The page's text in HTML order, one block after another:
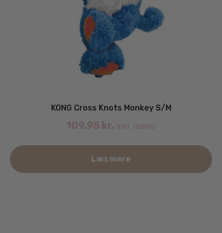
KONG Cross Knots Monkey S/M
109.95 kr. inkl. moms
Læs mere